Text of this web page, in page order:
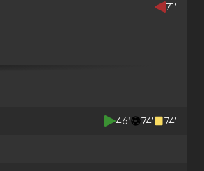
71’
46’ 74’ 74’